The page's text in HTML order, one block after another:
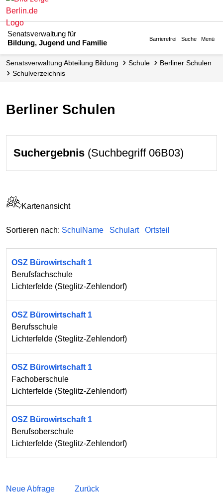
Senatsverwaltung für
Bildung, Jugend und Familie
Barrierefrei Suche Menü
Senats­verwaltung Abteilung Bildung Schule
Berliner Schulen
Schul­verzeichnis
Berliner Schulen
Suchergebnis (Suchbegriff 06B03)
Kartenansicht
Sortieren nach: SchulName Schulart Ortsteil
OSZ Bürowirtschaft 1
Berufsfachschule
Lichterfelde (Steglitz-Zehlendorf)
OSZ Bürowirtschaft 1
Berufsschule
Lichterfelde (Steglitz-Zehlendorf)
OSZ Bürowirtschaft 1
Fachoberschule
Lichterfelde (Steglitz-Zehlendorf)
OSZ Bürowirtschaft 1
Berufsoberschule
Lichterfelde (Steglitz-Zehlendorf)
Neue Abfrage Zurück